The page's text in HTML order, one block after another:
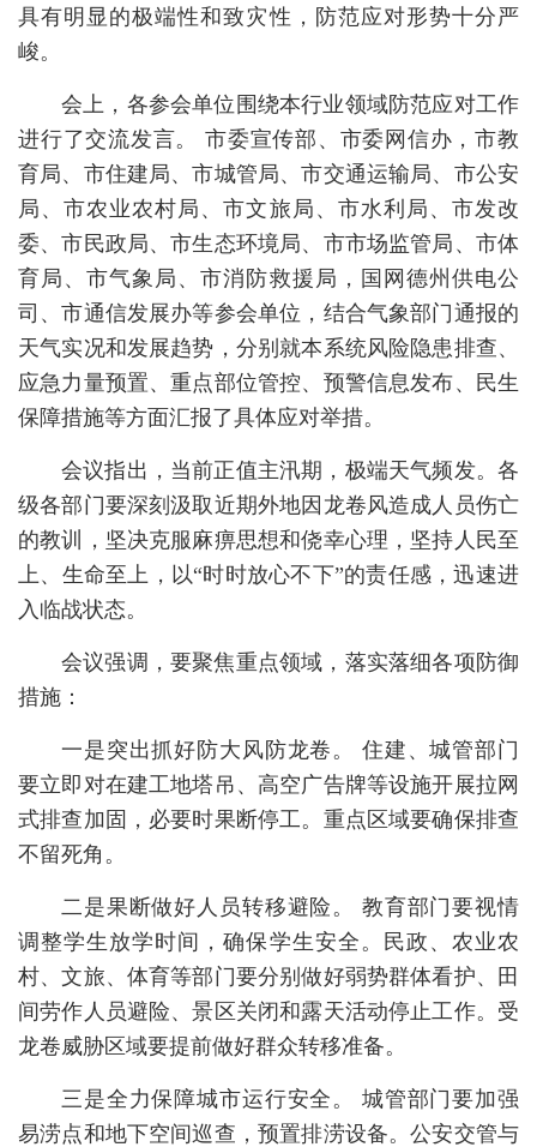
具有明显的极端性和致灾性，防范应对形势十分严
峻。
会上，各参会单位围绕本行业领域防范应对工作
进行了交流发言。 市委宣传部、市委网信办，市教
育局、市住建局、市城管局、市交通运输局、市公安
局、市农业农村局、市文旅局、市水利局、市发改
委、市民政局、市生态环境局、市市场监管局、市体
育局、市气象局、市消防救援局，国网德州供电公
司、市通信发展办等参会单位，结合气象部门通报的
天气实况和发展趋势，分别就本系统风险隐患排查、
应急力量预置、重点部位管控、预警信息发布、民生
保障措施等方面汇报了具体应对举措。
会议指出，当前正值主汛期，极端天气频发。各
级各部门要深刻汲取近期外地因龙卷风造成人员伤亡
的教训，坚决克服麻痹思想和侥幸心理，坚持人民至
上、生命至上，以“时时放心不下”的责任感，迅速进
入临战状态。
会议强调，要聚焦重点领域，落实落细各项防御
措施：
一是突出抓好防大风防龙卷。 住建、城管部门
要立即对在建工地塔吊、高空广告牌等设施开展拉网
式排查加固，必要时果断停工。重点区域要确保排查
不留死角。
二是果断做好人员转移避险。 教育部门要视情
调整学生放学时间，确保学生安全。民政、农业农
村、文旅、体育等部门要分别做好弱势群体看护、田
间劳作人员避险、景区关闭和露天活动停止工作。受
龙卷威胁区域要提前做好群众转移准备。
三是全力保障城市运行安全。 城管部门要加强
易涝点和地下空间巡查，预置排涝设备。公安交管与